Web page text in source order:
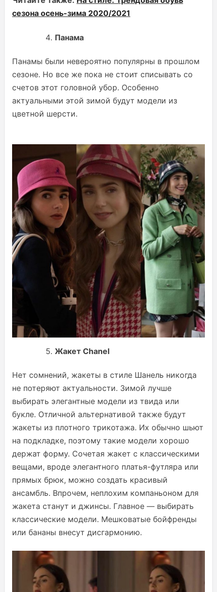
сезона осень-зима 2020/2021
Панама
Панамы были невероятно популярны в прошлом
сезоне. Но все же пока не стоит списывать со
счетов этот головной убор. Особенно
актуальными этой зимой будут модели из
цветной шерсти.
Жакет Chanel
Нет сомнений, жакеты в стиле Шанель никогда
не потеряют актуальности. Зимой лучше
выбирать элегантные модели из твида или
букле. Отличной альтернативой также будут
жакеты из плотного трикотажа. Их обычно шьют
на подкладке, поэтому такие модели хорошо
держат форму. Сочетая жакет с классическими
вещами, вроде элегантного платья-футляра или
прямых брюк, можно создать красивый
ансамбль. Впрочем, неплохим компаньоном для
жакета станут и джинсы. Главное — выбирать
классические модели. Мешковатые бойфренды
или бананы внесут дисгармонию.